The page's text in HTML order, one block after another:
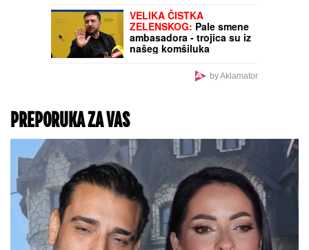
VELIKA ČISTKA
ZELENSKOG: Pale smene
ambasadora - trojica su iz
našeg komšiluka
by Aklamator
PREPORUKA ZA VAS